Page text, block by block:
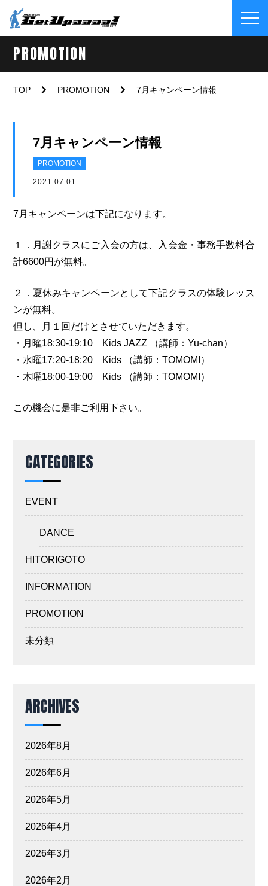
PROMOTION
TOP PROMOTION 7月キャンペーン情報
7月キャンペーン情報
PROMOTION
2021.07.01
7月キャンペーンは下記になります。
１．月謝クラスにご入会の方は、入会金・事務手数料合
計6600円が無料。
２．夏休みキャンペーンとして下記クラスの体験レッス
ンが無料。
但し、月１回だけとさせていただきます。
・月曜18:30-19:10 Kids JAZZ （講師：Yu-chan）
・水曜17:20-18:20 Kids （講師：TOMOMI）
・木曜18:00-19:00 Kids （講師：TOMOMI）
この機会に是非ご利用下さい。
CATEGORIES
EVENT
DANCE
HITORIGOTO
INFORMATION
PROMOTION
未分類
ARCHIVES
2026年8月
2026年6月
2026年5月
2026年4月
2026年3月
2026年2月